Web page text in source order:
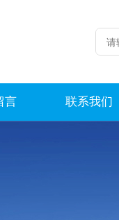
言 联系我们